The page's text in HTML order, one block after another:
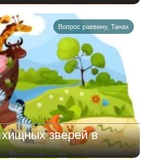
Вопрос раввину, Танах
зверей в